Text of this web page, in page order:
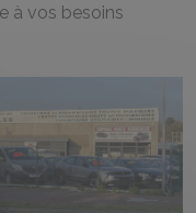
à vos besoins